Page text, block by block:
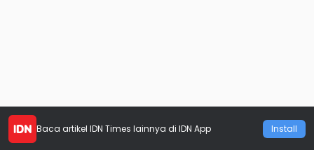
Baca artikel IDN Times lainnya di IDN App Install